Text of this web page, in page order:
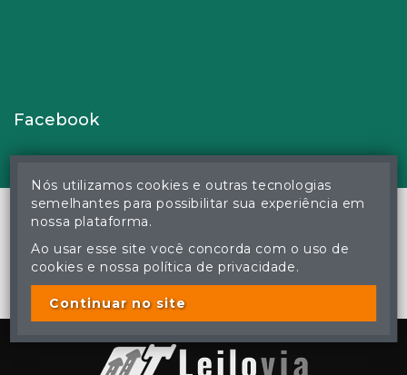
Facebook
© Gustavo Correa Pereira da Silva - Leiloeiro Público Oficial -
Matrícula nº 26 JUCEMS - Todos os direitos reservados
A cópia ou reprodução não autorizada do conteúdo deste site
poderá acarretar em penas previstas em lei.
Nós utilizamos cookies e outras tecnologias
semelhantes para possibilitar sua experiência em
nossa plataforma.
Ao usar esse site você concorda com o uso de
cookies e nossa política de privacidade.
Continuar no site